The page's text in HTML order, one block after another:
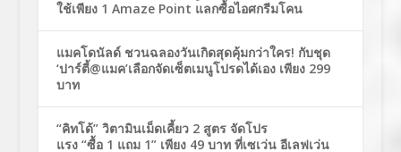
ใช้เพียง 1 Amaze Point แลกซื้อไอศกรีมโคน
แมคโดนัลด์ ชวนฉลองวันเกิดสุดคุ้มกว่าใคร! กับชุด
‘ปาร์ตี้@แมค’เลือกจัดเซ็ตเมนูโปรดได้เอง เพียง 299
บาท
“คิทโด้” วิตามินเม็ดเคี้ยว 2 สูตร จัดโปร
แรง “ซื้อ 1 แถม 1” เพียง 49 บาท ที่เซเว่น อีเลฟเว่น